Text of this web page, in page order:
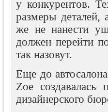
у конкурентов.
размеры деталей,
же не нанести
должен перейти
так назовут.
Еще до
Zoe создавалась
дизайнерского